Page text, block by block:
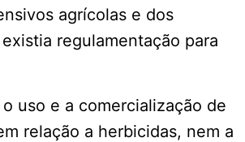
agrícolas e dos
regulamentação para
uso e a comercialização de
relação a herbicidas, nem a